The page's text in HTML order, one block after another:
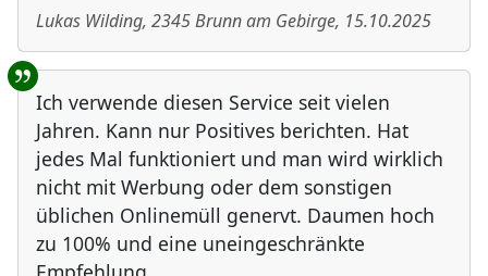
Lukas Wilding, 2345Brunn am Gebirge, 15.10.2025
Ich verwende diesen Service seit vielen
Jahren. Kann nur Positives berichten. Hat
jedes Mal funktioniert und man wird wirklich
nicht mit Werbung oder dem sonstigen
üblichen Onlinemüll genervt. Daumen hoch
zu 100% und eine uneingeschränkte